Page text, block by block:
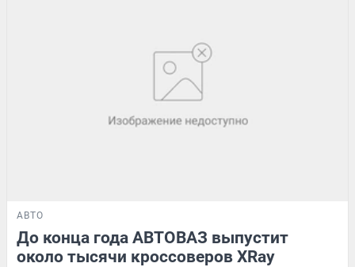
АВТО
До конца года АВТОВАЗ выпустит
около тысячи кроссоверов XRay